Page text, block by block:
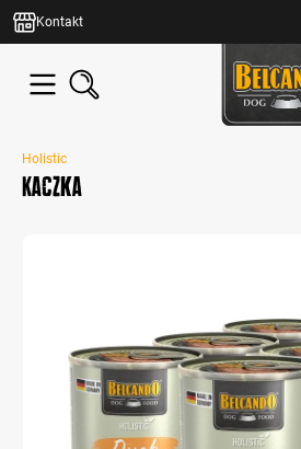
zawartości
Kontakt
Holistic
Kaczka